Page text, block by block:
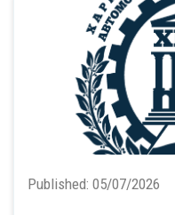
Published: 05/07/2026